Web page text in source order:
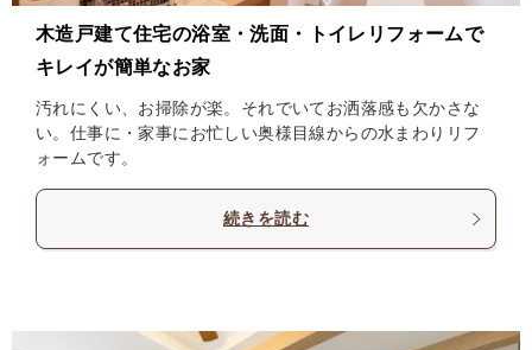
木造戸建て住宅の浴室・洗面・トイレリフォームで
キレイが簡単なお家
汚れにくい、お掃除が楽。それでいてお洒落感も欠かさな
い。仕事に・家事にお忙しい奥様目線からの水まわりリフ
ォームです。
続きを読む